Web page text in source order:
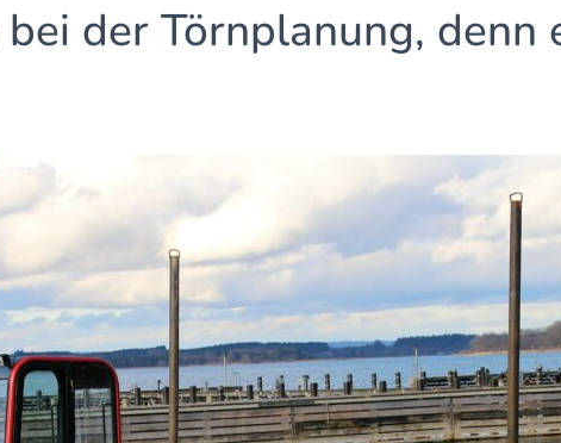
der Törnplanung, denn